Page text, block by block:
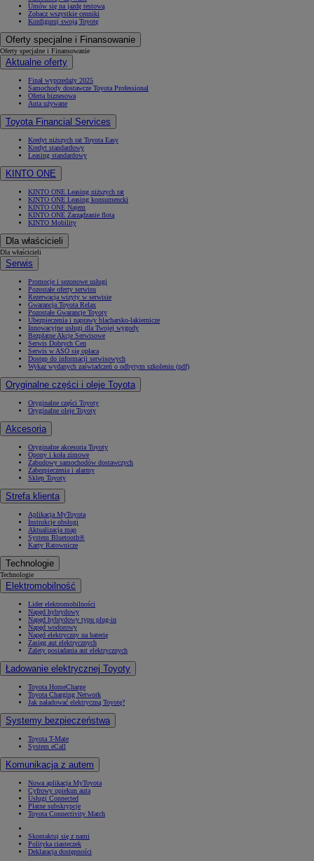
Umów się na jazdę testową
Zobacz wszystkie cenniki
Konfiguruj swoją Toyotę
Oferty specjalne i Finansowanie
Oferty specjalne i Finansowanie
Aktualne oferty
Finał wyprzedaży 2025
Samochody dostawcze Toyota Professional
Oferta biznesowa
Auta używane
Toyota Financial Services
Kredyt niższych rat Toyota Easy
Kredyt standardowy
Leasing standardowy
KINTO ONE
KINTO ONE Leasing niższych rat
KINTO ONE Leasing konsumencki
KINTO ONE Najem
KINTO ONE Zarządzanie flotą
KINTO Mobility
Dla właścicieli
Dla właścicieli
Serwis
Promocje i sezonowe usługi
Pozostałe oferty serwisu
Rezerwacja wizyty w serwisie
Gwarancja Toyota Relax
Pozostałe Gwarancje Toyoty
Ubezpieczenia i naprawy blacharsko-lakiernicze
Innowacyjne usługi dla Twojej wygody
Bezpłatne Akcje Serwisowe
Serwis Dobrych Cen
Serwis w ASO się opłaca
Dostęp do informacji serwisowych
Wykaz wydanych zaświadczeń o odbytym szkoleniu (pdf)
Oryginalne części i oleje Toyota
Oryginalne części Toyoty
Oryginalne oleje Toyoty
Akcesoria
Oryginalne akcesoria Toyoty
Opony i koła zimowe
Zabudowy samochodów dostawczych
Zabezpieczenia i alarmy
Sklep Toyoty
Strefa klienta
Aplikacja MyToyota
Instrukcje obsługi
Aktualizacja map
System Bluetooth®
Karty Ratownicze
Technologie
Technologie
Elektromobilność
Lider elektromobilności
Napęd hybrydowy
Napęd hybrydowy typu plug-in
Napęd wodorowy
Napęd elektryczny na baterię
Zasięg aut elektrycznych
Zalety posiadania aut elektrycznych
Ładowanie elektrycznej Toyoty
Toyota HomeCharge
Toyota Charging Network
Jak naładować elektryczną Toyotę?
Systemy bezpieczeństwa
Toyota T-Mate
System eCall
Komunikacja z autem
Nowa aplikacja MyToyota
Cyfrowy opiekun auta
Usługi Connected
Płatne subskrypcje
Toyota Connectivity Match
Skontaktuj się z nami
Polityka ciasteczek
Deklaracja dostępności